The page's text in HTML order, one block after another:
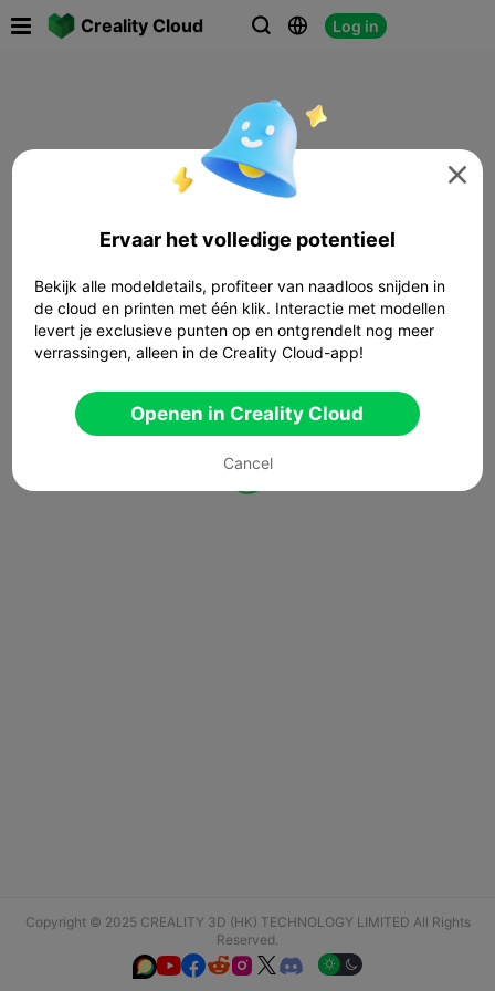
Creality Cloud   Log in
Copyright © 2025 CREALITY 3D (HK) TECHNOLOGY LIMITED All Rights
Reserved.
  

Ervaar het volledige potentieel
Bekijk alle modeldetails, profiteer van naadloos snijden in
de cloud en printen met één klik. Interactie met modellen
levert je exclusieve punten op en ontgrendelt nog meer
verrassingen, alleen in de Creality Cloud-app!
Openen in Creality Cloud
Cancel